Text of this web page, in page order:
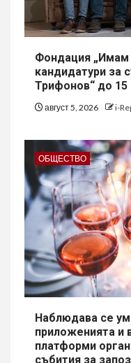
Фондация „Имам
кандидатури за
Трифонов“ до 15
август 5, 2026 i-
ОБЩЕСТВО
Наблюдава се
приложенията и
платформи
събития за